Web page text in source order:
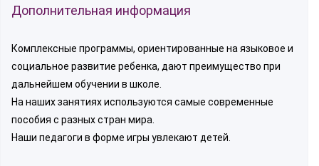
Дополнительная информация
Комплексные программы, ориентированные на языковое и
социальное развитие ребенка, дают преимущество при
дальнейшем обучении в школе.
На наших занятиях используются самые современные
пособия с разных стран мира.
Наши педагоги в форме игры увлекают детей.